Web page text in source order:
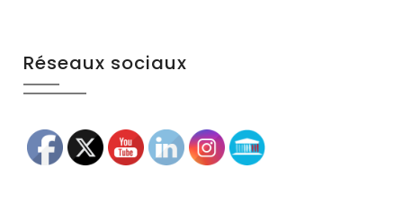
Réseaux sociaux